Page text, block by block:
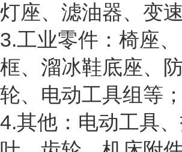
灯座、滤油器、变
3.工业零件：椅座
框、溜冰鞋底座、
轮、电动工具组等；
4.其他：电动工具